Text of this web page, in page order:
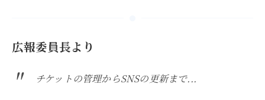
広報委員長より
チケットの管理からSNSの更新まで...